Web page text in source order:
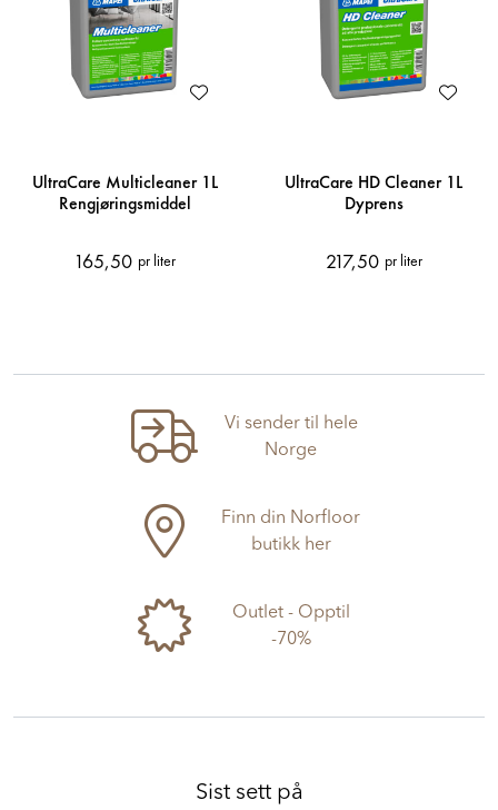
UltraCare Multicleaner 1L
Rengjøringsmiddel
165,50 pr liter
UltraCare HD Cleaner 1L
Dyprens
217,50 pr liter
Vi sender til hele
Norge
Finn din Norfloor
butikk her
Outlet - Opptil
-70%
Sist sett på